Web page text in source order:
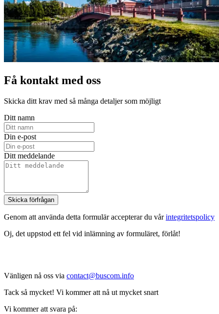
Få kontakt med oss
Skicka ditt krav med så många detaljer som möjligt
Ditt namn
Din e-post
Ditt meddelande
Skicka förfrågan
Genom att använda detta formulär accepterar du vårintegritetspolicy
Oj, det uppstod ett fel vid inlämning av formuläret, förlåt!
Vänligen nå oss via contact@buscom.info
Tack så mycket! Vi kommer att nå ut mycket snart
Vi kommer att svara på: